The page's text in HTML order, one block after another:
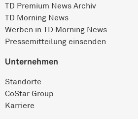
TD Premium News Archiv
TD Morning News
Werben in TD Morning News
Pressemitteilung einsenden
Unternehmen
Standorte
CoStar Group
Karriere